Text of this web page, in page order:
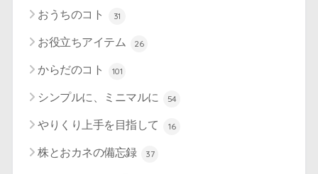
おうちのコト 31
お役立ちアイテム 26
からだのコト 101
シンプルに、ミニマルに 54
やりくり上手を目指して 16
株とおカネの備忘録 37